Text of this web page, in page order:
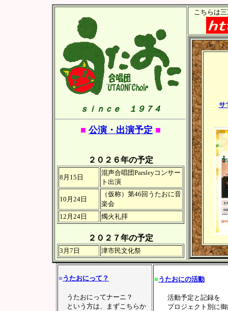
ｓｉｎｃｅ １９７４
■ 公演・出演予定 ■
２０２６年の予定
8月15日
混声合唱団Parsleyコンサー
ト出演
10月24日
（仮称）第46回うたおに音
楽会
12月24日
燭火礼拝
２０２７年の予定
3月7日 津市民文化祭
こちらは
サ
■ うたおにって？
うたおにってナーニ？
という方は、まずこちらか
■ うたおにの活動
活動予定と記録を
プロジェクト別に御